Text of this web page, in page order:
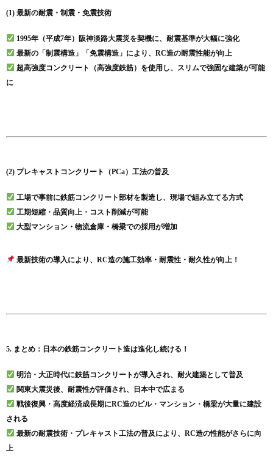
(1) 最新の耐震・制震・免震技術
1995年（平成7年）阪神淡路大震災を契機に、耐震基準が大幅に強化
最新の「制震構造」「免震構造」により、RC造の耐震性能が向上
超高強度コンクリート（高強度鉄筋）を使用し、スリムで強固な建築が可能
に
(2) プレキャストコンクリート（PCa）工法の普及
工場で事前に鉄筋コンクリート部材を製造し、現場で組み立てる方式
工期短縮・品質向上・コスト削減が可能
大型マンション・物流倉庫・橋梁での採用が増加
最新技術の導入により、RC造の施工効率・耐震性・耐久性が向上！
5. まとめ：日本の鉄筋コンクリート造は進化し続ける！
明治・大正時代に鉄筋コンクリートが導入され、耐火建築として普及
関東大震災後、耐震性が評価され、日本中で広まる
戦後復興・高度経済成長期にRC造のビル・マンション・橋梁が大量に建設
される
最新の耐震技術・プレキャスト工法の普及により、RC造の性能がさらに向
上